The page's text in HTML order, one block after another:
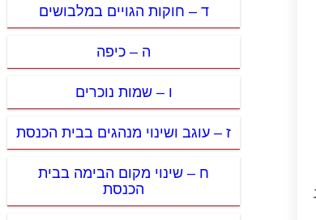
ד – חוקות הגויים במלבושים
ה – כיפה
ו – שמות נוכרים
ז – עוגב ושינוי מנהגים בבית הכנסת
ח – שינוי מקום הבימה בבית
הכנסת